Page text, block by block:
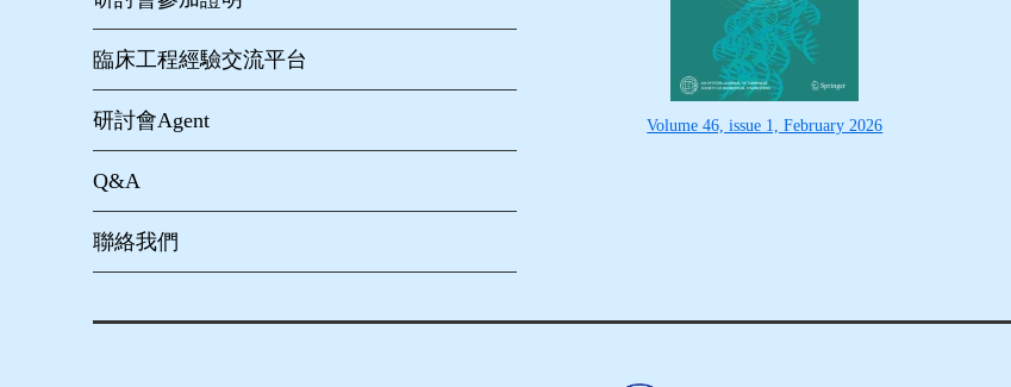
臨床工程經驗交流平台
研討會Agent
Q&A
聯絡我們
Volume 46, issue 1, February 2026